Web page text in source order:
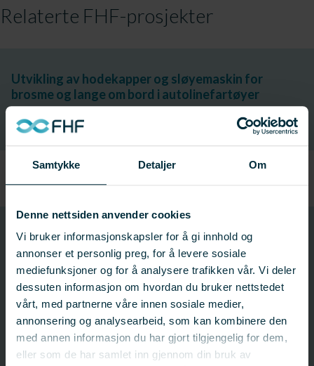
Samtykke Detaljer Om
Denne nettsiden anvender cookies
Vi bruker informasjonskapsler for å gi innhold og
annonser et personlig preg, for å levere sosiale
mediefunksjoner og for å analysere trafikken vår. Vi deler
dessuten informasjon om hvordan du bruker nettstedet
vårt, med partnerne våre innen sosiale medier,
annonsering og analysearbeid, som kan kombinere den
med annen informasjon du har gjort tilgjengelig for dem,
eller som de har samlet inn gjennom din bruk av
Relaterte FHF-prosjekter
Utvikling av hodekapper og sløyemaskin for
brosme og lange om bord i autolinefartøyer
Prosjektnummer: 900295
253074
Prosjektnummer
Prosjektinformasjon
Prosjektnummer: 253074
Status:Avsluttet
Startdato: 31.01.2002